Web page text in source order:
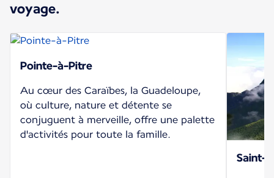
voyage.
Pointe-à-Pitre
Au cœur des Caraïbes, la Guadeloupe,
où culture, nature et détente se
conjuguent à merveille, offre une palette
d'activités pour toute la famille.
Saint-